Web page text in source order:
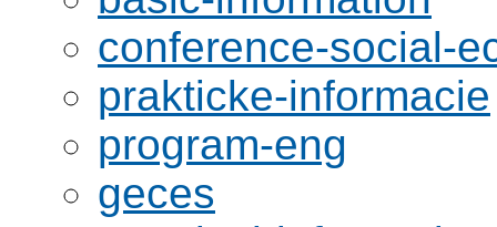
conference-social-
prakticke-informacie
program-eng
geces